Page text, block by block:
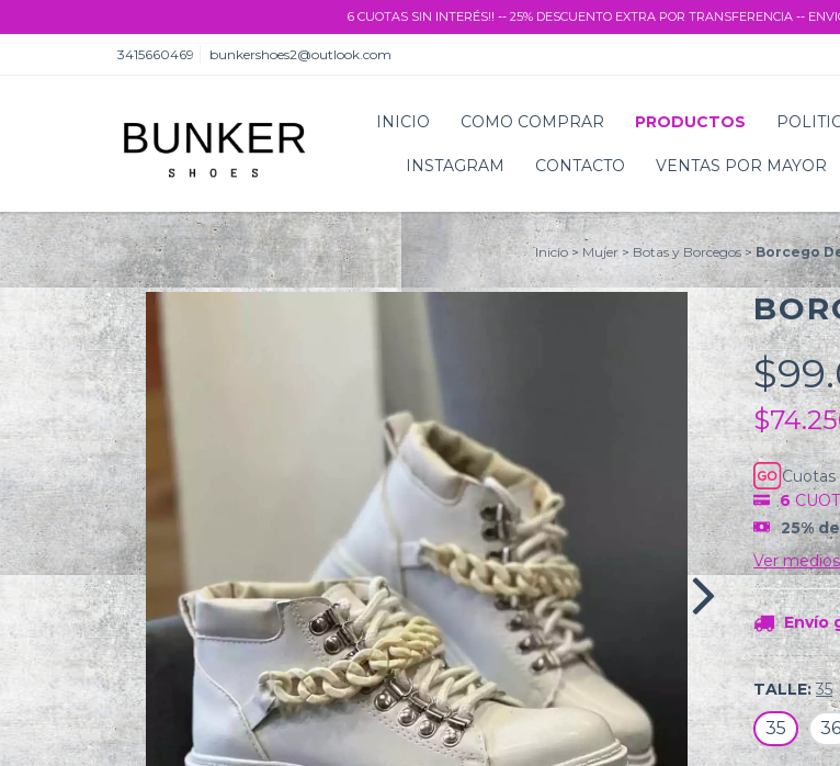
6 CUOTAS SIN INTERÉS!! -- 25% DESCUENTO EXTRA POR TRANSFERENCIA --
3415660469 bunkershoes2@outlook.com
INICIO COMO COMPRAR PRODUCTOS
INSTAGRAM CONTACTO VENTAS POR MAYOR
Inicio > Mujer > Botas y Borcegos > Borcego
6
25%
Ver
Envío
TALLE: 35
35 36